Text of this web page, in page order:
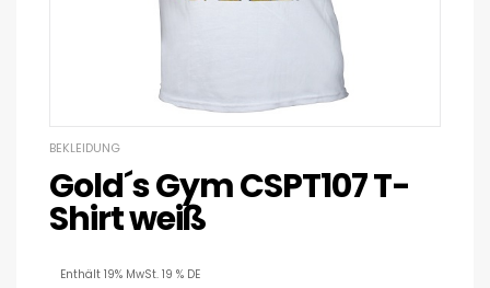
BEKLEIDUNG
Gold´s Gym CSPT107 T-
Shirt weiß
Enthält 19% MwSt. 19 % DE